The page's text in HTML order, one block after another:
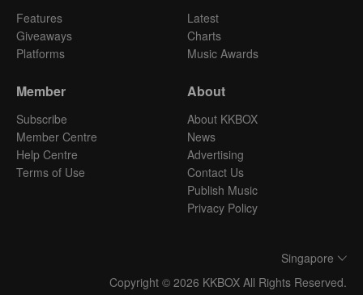
Features
Giveaways
Platforms
Latest
Charts
Music Awards
Member
Subscribe
Member Centre
Help Centre
Terms of Use
About
About KKBOX
News
Advertising
Contact Us
Publish Music
Privacy Policy
Singapore
Copyright © 2026 KKBOX All Rights Reserved.